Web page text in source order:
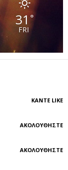
31°
FRI
ΚΆΝΤΕ LIKE
ΑΚΟΛΟΥΘΉΣΤΕ
ΑΚΟΛΟΥΘΉΣΤΕ